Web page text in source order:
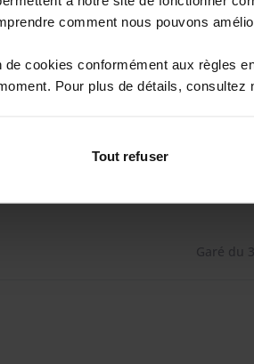
comment nous pouvons
cookies conformément aux règles
Pour plus de détails, consultez
Tout refuser
Garé du